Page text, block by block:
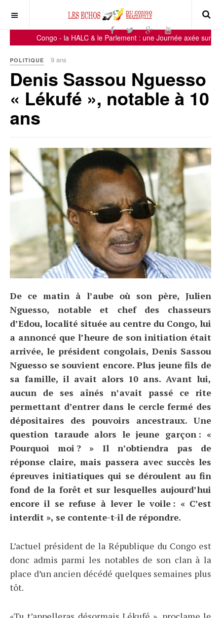
Congo - la HALC & le Parlement : une Journée axée sur la
POLITIQUE 9 ans
Denis Sassou Nguesso
« Lékufé », notable à 10
ans
De ce matin à l’aube où son père, Julien
Nguesso, notable et chef des chasseurs
d’Edou, localité située au centre du Congo, lui
a annoncé que l’heure de son initiation était
arrivée, le président congolais, Denis Sassou
Nguesso se souvient encore. Plus jeune fils de
sa famille, il avait alors 10 ans. Avant lui,
aucun de ses aînés n’avait passé ce rite
permettant d’entrer dans le cercle fermé des
dépositaires des pouvoirs ancestraux. Une
question taraude alors le jeune garçon : «
Pourquoi moi ? » Il n’obtiendra pas de
réponse claire, mais passera avec succès les
épreuves initiatiques qui se déroulent au fin
fond de la forêt et sur lesquelles aujourd’hui
encore il se refuse à lever le voile : « C’est
interdit », se contente-t-il de répondre.
L’actuel président de la République du Congo est
donc admis parmi les notables de son clan à la
place d’un ancien décédé quelques semaines plus
tôt.